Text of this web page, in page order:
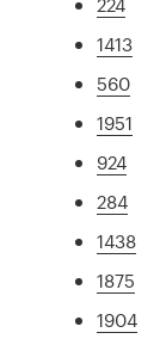
1413
560
1951
924
284
1438
1875
1904